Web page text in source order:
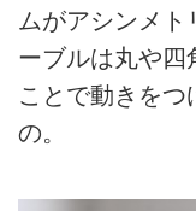
ムがアシンメ
ーブルは丸や四
ことで動きをつ
の。